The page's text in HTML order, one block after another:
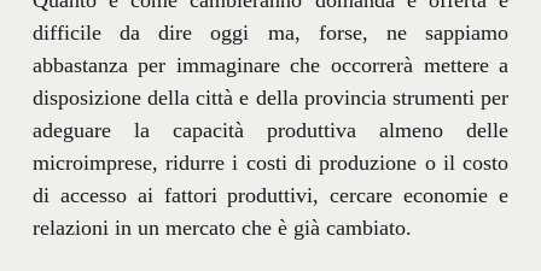
difficile da dire oggi ma, forse, ne sappiamo
abbastanza per immaginare che occorrerà mettere a
disposizione della città e della provincia strumenti per
adeguare la capacità produttiva almeno delle
microimprese, ridurre i costi di produzione o il costo
di accesso ai fattori produttivi, cercare economie e
relazioni in un mercato che è già cambiato.